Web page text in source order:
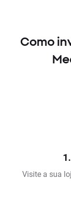
Como
Visite a sua